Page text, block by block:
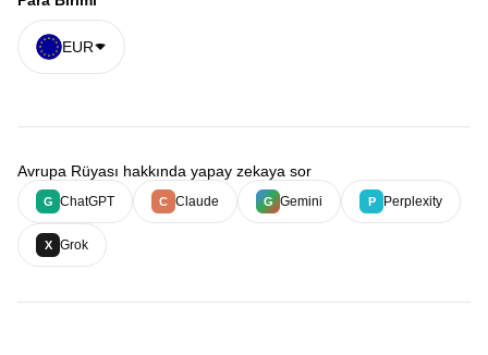
EUR
Avrupa Rüyası hakkında yapay zekaya sor
G ChatGPT C Claude G Gemini P Perplexity
X Grok